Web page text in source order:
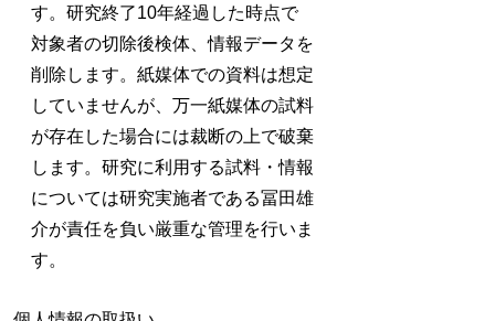
す。研究終了10年経過した時点で
対象者の切除後検体、情報データを
削除します。紙媒体での資料は想定
していませんが、万一紙媒体の試料
が存在した場合には裁断の上で破棄
します。研究に利用する試料・情報
については研究実施者である冨田雄
介が責任を負い厳重な管理を行いま
す。